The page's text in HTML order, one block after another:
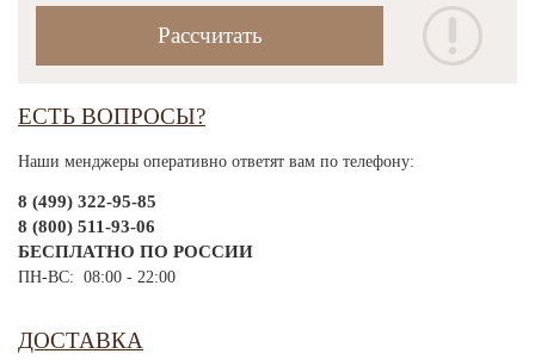
ЕСТЬ ВОПРОСЫ?
Наши менджеры оперативно ответят вам по телефону:
8 (499) 322-95-85
8 (800) 511-93-06
БЕСПЛАТНО ПО РОССИИ
ПН-ВС: 08:00 - 22:00
ДОСТАВКА